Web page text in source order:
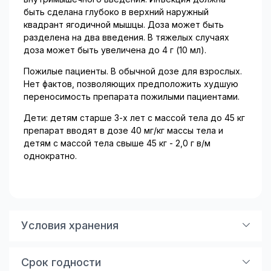
быть сделана глубоко в верхний наружный
квадрант ягодичной мышцы. Доза может быть
разделена на два введения. В тяжелых случаях
доза может быть увеличена до 4 г (10 мл).
Пожилые пациенты. В обычной дозе для взрослых.
Нет фактов, позволяющих предположить худшую
переносимость препарата пожилыми пациентами.
Дети: детям старше 3-х лет с массой тела до 45 кг
препарат вводят в дозе 40 мг/кг массы тела и
детям с массой тела свыше 45 кг - 2,0 г в/м
однократно.
Условия хранения
Срок годности